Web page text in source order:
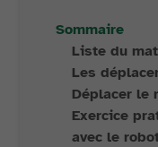
Sommaire
Liste du
Les
Déplacer le
Exercice
avec le